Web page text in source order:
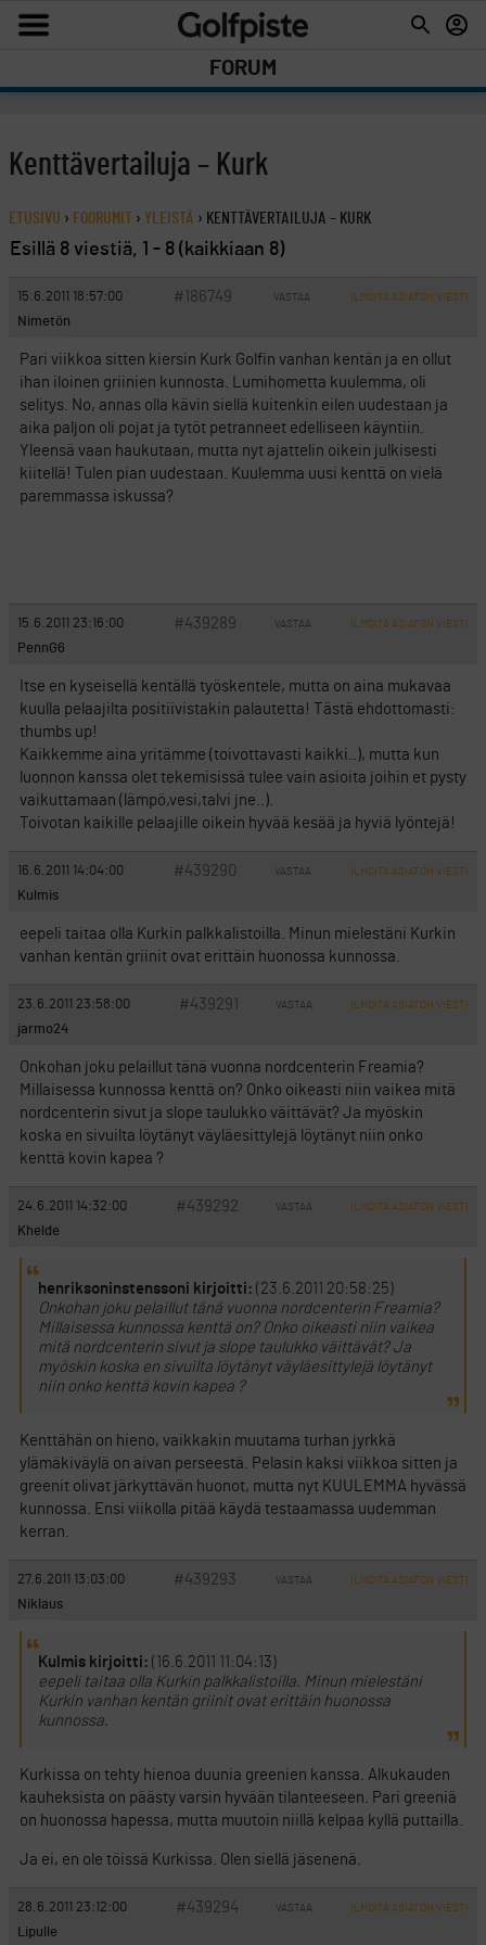
FORUM
Kenttävertailuja – Kurk
ETUSIVU › FOORUMIT › YLEISTÄ › KENTTÄVERTAILUJA – KURK
Esillä 8 viestiä, 1 - 8 (kaikkiaan 8)
15.6.2011 18:57:00 #186749 VASTAA ILMOITA ASIATON VIESTI
Nimetön
Pari viikkoa sitten kiersin Kurk Golfin vanhan kentän ja en ollut
ihan iloinen griinien kunnosta. Lumihometta kuulemma, oli
selitys. No, annas olla kävin siellä kuitenkin eilen uudestaan ja
aika paljon oli pojat ja tytöt petranneet edelliseen käyntiin.
Yleensä vaan haukutaan, mutta nyt ajattelin oikein julkisesti
kiitellä! Tulen pian uudestaan. Kuulemma uusi kenttä on vielä
paremmassa iskussa?
15.6.2011 23:16:00 #439289 VASTAA ILMOITA ASIATON VIESTI
PennG6
Itse en kyseisellä kentällä työskentele, mutta on aina mukavaa
kuulla pelaajilta positiivistakin palautetta! Tästä ehdottomasti:
thumbs up!
Kaikkemme aina yritämme (toivottavasti kaikki..), mutta kun
luonnon kanssa olet tekemisissä tulee vain asioita joihin et pysty
vaikuttamaan (lämpö,vesi,talvi jne..).
Toivotan kaikille pelaajille oikein hyvää kesää ja hyviä lyöntejä!
16.6.2011 14:04:00 #439290 VASTAA ILMOITA ASIATON VIESTI
Kulmis
eepeli taitaa olla Kurkin palkkalistoilla. Minun mielestäni Kurkin
vanhan kentän griinit ovat erittäin huonossa kunnossa.
23.6.2011 23:58:00 #439291 VASTAA ILMOITA ASIATON VIESTI
jarmo24
Onkohan joku pelaillut tänä vuonna nordcenterin Freamia?
Millaisessa kunnossa kenttä on? Onko oikeasti niin vaikea mitä
nordcenterin sivut ja slope taulukko väittävät? Ja myöskin
koska en sivuilta löytänyt väyläesittylejä löytänyt niin onko
kenttä kovin kapea ?
24.6.2011 14:32:00 #439292 VASTAA ILMOITA ASIATON VIESTI
Khelde
henriksoninstenssoni kirjoitti: (23.6.2011 20:58:25)
Onkohan joku pelaillut tänä vuonna nordcenterin Freamia?
Millaisessa kunnossa kenttä on? Onko oikeasti niin vaikea
mitä nordcenterin sivut ja slope taulukko väittävät? Ja
myöskin koska en sivuilta löytänyt väyläesittylejä löytänyt
niin onko kenttä kovin kapea ?
Kenttähän on hieno, vaikkakin muutama turhan jyrkkä
ylämäkiväylä on aivan perseestä. Pelasin kaksi viikkoa sitten ja
greenit olivat järkyttävän huonot, mutta nyt KUULEMMA hyvässä
kunnossa. Ensi viikolla pitää käydä testaamassa uudemman
kerran.
27.6.2011 13:03:00 #439293 VASTAA ILMOITA ASIATON VIESTI
Niklaus
Kulmis kirjoitti: (16.6.2011 11:04:13)
eepeli taitaa olla Kurkin palkkalistoilla. Minun mielestäni
Kurkin vanhan kentän griinit ovat erittäin huonossa
kunnossa.
Kurkissa on tehty hienoa duunia greenien kanssa. Alkukauden
kauheksista on päästy varsin hyvään tilanteeseen. Pari greeniä
on huonossa hapessa, mutta muutoin niillä kelpaa kyllä puttailla.
Ja ei, en ole töissä Kurkissa. Olen siellä jäsenenä.
28.6.2011 23:12:00 #439294 VASTAA ILMOITA ASIATON VIESTI
Lipulle